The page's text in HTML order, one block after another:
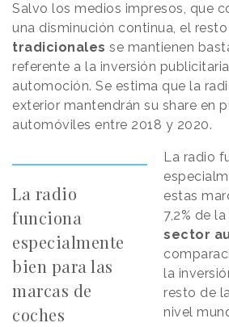
Salvo los medios impresos, que
una disminución continua, el
tradicionales se mantienen
referente a la inversión
automoción. Se estima que la
exterior mantendrán su share en
automóviles entre 2018 y 2020.
La radio
funciona
especialmente
bien para las
marcas de
coches
La radio
estas
7,2% de la
sector
la
resto de
nivel